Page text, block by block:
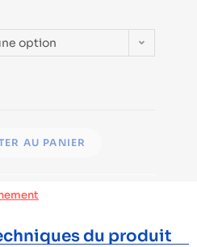
option
AU PANIER
du produit